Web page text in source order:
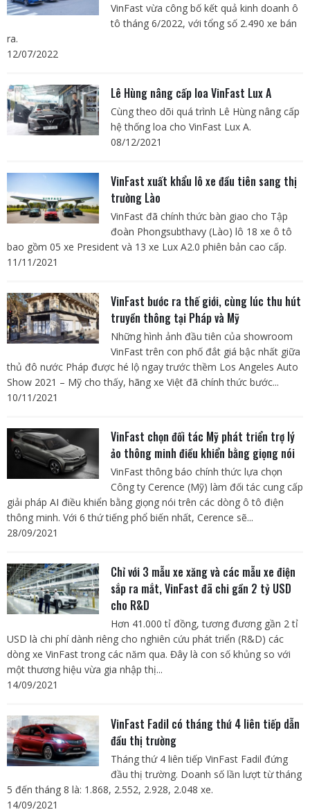
VinFast vừa công bố kết quả kinh doanh ô
tô tháng 6/2022, với tổng số 2.490 xe bán
ra.
12/07/2022
Lê Hùng nâng cấp loa VinFast Lux A
Cùng theo dõi quá trình Lê Hùng nâng cấp
hệ thống loa cho VinFast Lux A.
08/12/2021
VinFast xuất khẩu lô xe đầu tiên sang thị
trường Lào
VinFast đã chính thức bàn giao cho Tập
đoàn Phongsubthavy (Lào) lô 18 xe ô tô
bao gồm 05 xe President và 13 xe Lux A2.0 phiên bản cao cấp.
11/11/2021
VinFast bước ra thế giới, cùng lúc thu hút
truyền thông tại Pháp và Mỹ
Những hình ảnh đầu tiên của showroom
VinFast trên con phố đắt giá bậc nhất giữa
thủ đô nước Pháp được hé lộ ngay trước thềm Los Angeles Auto
Show 2021 – Mỹ cho thấy, hãng xe Việt đã chính thức bước...
10/11/2021
VinFast chọn đối tác Mỹ phát triển trợ lý
ảo thông minh điều khiển bằng giọng nói
VinFast thông báo chính thức lựa chọn
Công ty Cerence (Mỹ) làm đối tác cung cấp
giải pháp AI điều khiển bằng giọng nói trên các dòng ô tô điện
thông minh. Với 6 thứ tiếng phổ biến nhất, Cerence sẽ...
28/09/2021
Chỉ với 3 mẫu xe xăng và các mẫu xe điện
sắp ra mắt, VinFast đã chi gần 2 tỷ USD
cho R&D
Hơn 41.000 tỉ đồng, tương đương gần 2 tỉ
USD là chi phí dành riêng cho nghiên cứu phát triển (R&D) các
dòng xe VinFast trong các năm qua. Đây là con số khủng so với
một thương hiệu vừa gia nhập thị...
14/09/2021
VinFast Fadil có tháng thứ 4 liên tiếp dẫn
đầu thị trường
Tháng thứ 4 liên tiếp VinFast Fadil đứng
đầu thị trường. Doanh số lần lượt từ tháng
5 đến tháng 8 là: 1.868, 2.552, 2.928, 2.048 xe.
14/09/2021